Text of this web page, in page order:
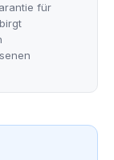
für